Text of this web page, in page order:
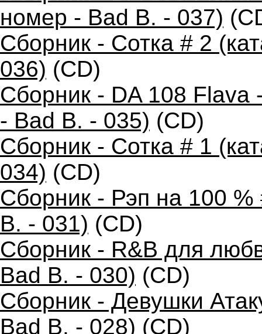
номер - Bad B. - 037)
Сборник - Сотка # 2
036) (CD)
Сборник - DA 108
- Bad B. - 035) (CD)
Сборник - Сотка # 1
034) (CD)
Сборник - Рэп на 100
B. - 031) (CD)
Сборник - R&B для
Bad B. - 030) (CD)
Сборник - Девушки
Bad B. - 028) (CD)